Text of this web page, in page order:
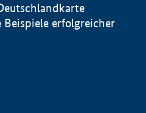
erfolgreicher